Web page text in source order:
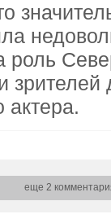
роль
актера.
еще 2